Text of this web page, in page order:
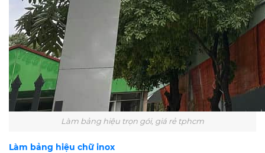
Làm bảng hiệu trọn gói, giá rẻ tphcm
Làm bảng hiệu chữ inox